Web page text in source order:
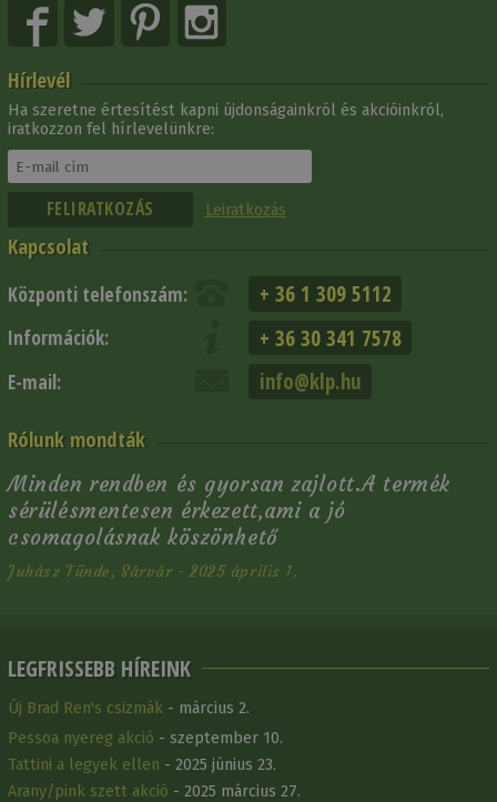
Hírlevél
Ha szeretne értesítést kapni újdonságainkról és akcióinkról,
iratkozzon fel hírlevelünkre:
Leiratkozás
Kapcsolat
Központi telefonszám: + 36 1 309 5112
Információk: + 36 30 341 7578
E-mail: info@klp.hu
Rólunk mondták
Minden rendben és gyorsan zajlott.A termék
sérülésmentesen érkezett,ami a jó
csomagolásnak köszönhető
Juhász Tünde, Sárvár - 2025 április 1.
LEGFRISSEBB HÍREINK
Új Brad Ren's csizmák - március 2.
Pessoa nyereg akció - szeptember 10.
Tattini a legyek ellen - 2025 június 23.
Arany/pink szett akció - 2025 március 27.